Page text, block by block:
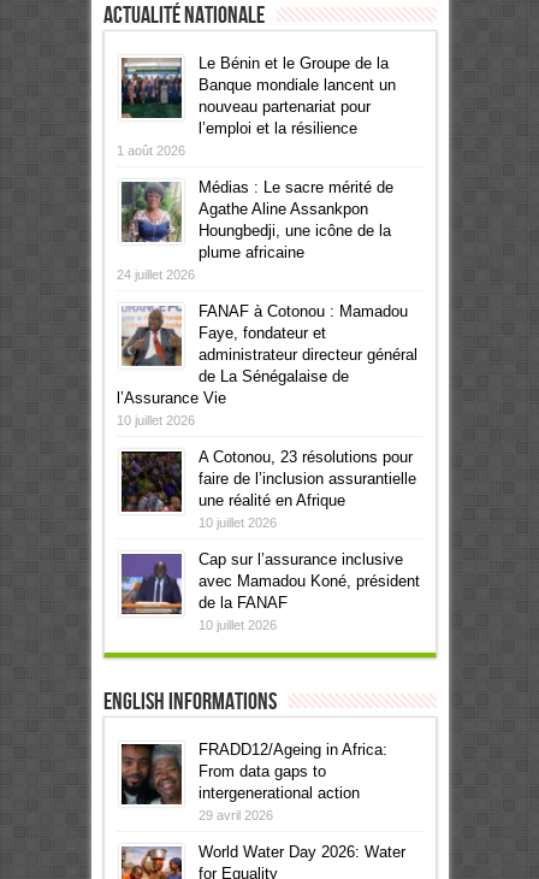
Actualité Nationale
Le Bénin et le Groupe de la
Banque mondiale lancent un
nouveau partenariat pour
l’emploi et la résilience
1 août 2026
Médias : Le sacre mérité de
Agathe Aline Assankpon
Houngbedji, une icône de la
plume africaine
24 juillet 2026
FANAF à Cotonou : Mamadou
Faye, fondateur et
administrateur directeur général
de La Sénégalaise de
l’Assurance Vie
10 juillet 2026
A Cotonou, 23 résolutions pour
faire de l’inclusion assurantielle
une réalité en Afrique
10 juillet 2026
Cap sur l’assurance inclusive
avec Mamadou Koné, président
de la FANAF
10 juillet 2026
English informations
FRADD12/Ageing in Africa:
From data gaps to
intergenerational action
29 avril 2026
World Water Day 2026: Water
for Equality